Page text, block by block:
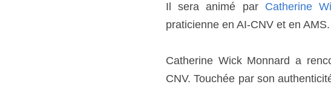
Il sera animé par Catherine
praticienne en AI-CNV et en AMS.
Catherine Wick Monnard a
CNV. Touchée par son